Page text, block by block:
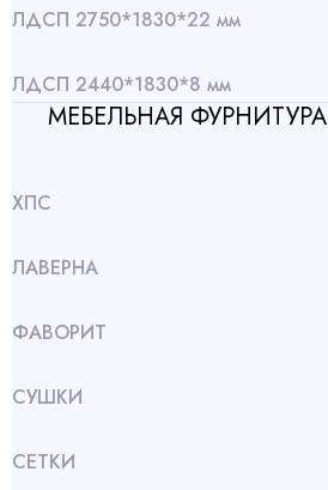
ЛДСП 2750*1830*22 мм
ЛДСП 2440*1830*8 мм
МЕБЕЛЬНАЯ ФУРНИТУРА
ХПС
ЛАВЕРНА
ФАВОРИТ
СУШКИ
СЕТКИ